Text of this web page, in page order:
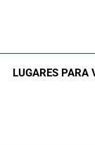
LUGARES PARA